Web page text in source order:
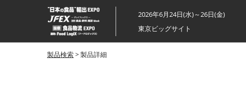
ス
キ
ッ
プ
し
2026年6月24日(水)～26日(金)
東京ビッグサイト
製品検索> 製品詳細